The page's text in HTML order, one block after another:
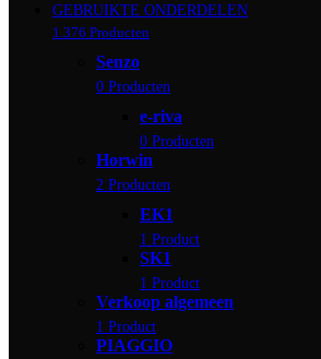
GEBRUIKTE ONDERDELEN
1.376 Producten
Senzo
0 Producten
e-riva
0 Producten
Horwin
2 Producten
EK1
1 Product
SK1
1 Product
Verkoop algemeen
1 Product
PIAGGIO